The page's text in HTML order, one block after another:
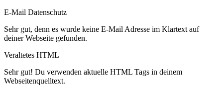
E-Mail Datenschutz
Sehr gut, denn es wurde keine E-Mail Adresse im Klartext auf
deiner Webseite gefunden.
Veraltetes HTML
Sehr gut! Du verwenden aktuelle HTML Tags in deinem
Webseitenquelltext.